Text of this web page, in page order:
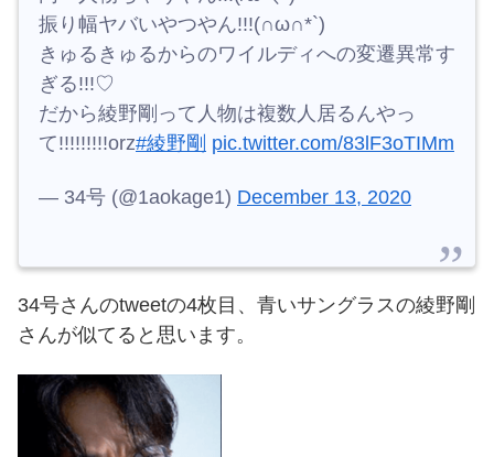
振り幅ヤバいやつやん!!!(∩ω∩*`)
きゅるきゅるからのワイルディへの変遷異常す
ぎる!!!♡
だから綾野剛って人物は複数人居るんやっ
て!!!!!!!!!orz#綾野剛 pic.twitter.com/83lF3oTIMm
— 34号 (@1aokage1) December 13, 2020
34号さんのtweetの4枚目、青いサングラスの綾野剛
さんが似てると思います。